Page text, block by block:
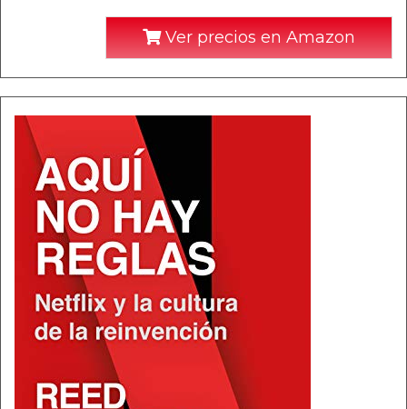
Ver precios en Amazon